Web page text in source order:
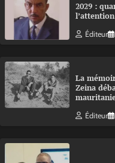
2029 :
Éditeur
La
Zeina
Éditeur